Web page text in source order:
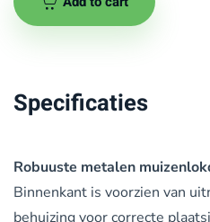
€ 5,60.€ 5,45.
Specificaties
Robuuste metalen
Binnenkant is voorzien van
behuizing voor correcte